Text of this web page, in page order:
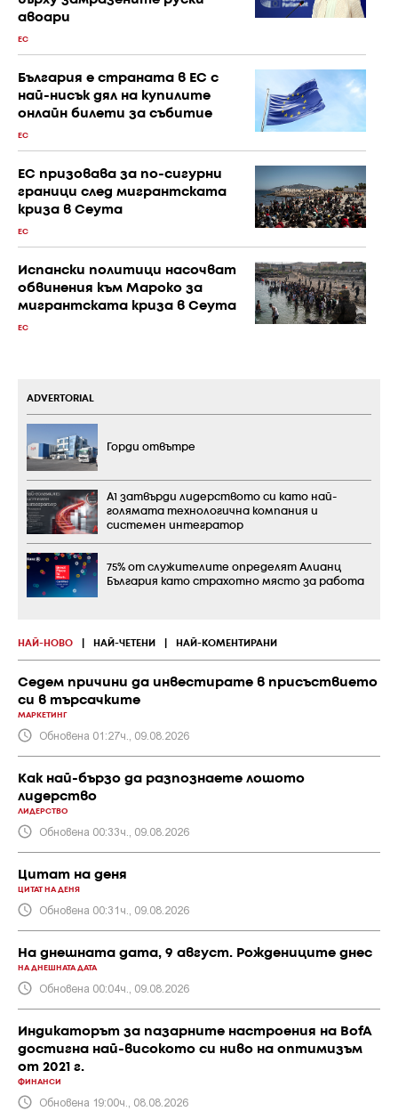
авоари
ЕС
България е страната в ЕС с
най-нисък дял на купилите
онлайн билети за събитие
ЕС
ЕС призовава за по-сигурни
граници след мигрантската
криза в Сеута
ЕС
Испански политици насочват
обвинения към Мароко за
мигрантската криза в Сеута
ЕС
НАЙ-НОВО НАЙ-ЧЕТЕНИ НАЙ-КОМЕНТИРАНИ
Седем причини да инвестирате в присъствието
си в търсачките
МАРКЕТИНГ
Обновена 01:27ч., 09.08.2026
Как най-бързо да разпознаете лошото
лидерство
ЛИДЕРСТВО
Обновена 00:33ч., 09.08.2026
Цитат на деня
ЦИТАТ НА ДЕНЯ
Обновена 00:31ч., 09.08.2026
На днешната дата, 9 август. Рождениците днес
НА ДНЕШНАТА ДАТА
Обновена 00:04ч., 09.08.2026
Индикаторът за пазарните настроения на BofA
достигна най-високото си ниво на оптимизъм
от 2021 г.
ФИНАНСИ
Обновена 19:00ч., 08.08.2026
ADVERTORIAL
Горди отвътре
А1 затвърди лидерството си като най-
голямата технологична компания и
системен интегратор
75% от служителите определят Алианц
България като страхотно място за работа